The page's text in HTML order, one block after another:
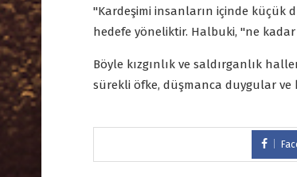
"Kardeşimi insanların içinde küçük
hedefe yöneliktir. Halbuki, "ne
Böyle kızgınlık ve saldırganlık
sürekli öfke, düşmanca duygular ve